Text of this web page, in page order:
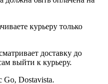
курьеру только
доставку до
выйти к курьеру.
Go, Dostavista.